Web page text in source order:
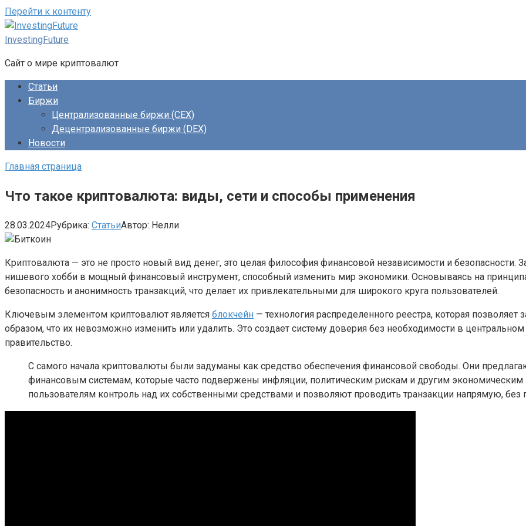
Перейти к контенту
InvestingFuture
Сайт о мире криптовалют
Статьи
Биржи
Централизованные биржи (CEX)
Децентрализованные биржи (DEX)
Новости
Главная страница
Что такое криптовалюта: виды, сети и способы применения
28.03.2024Рубрика: СтатьиАвтор: Нелли
Криптовалюта — это не просто новый вид денег, это целая философия финансовой независимости и безопасности.
нишевого хобби в мощный финансовый инструмент, способный изменить мир экономики. Основываясь на
безопасность и анонимность транзакций, что делает их привлекательными для широкого круга пользователей.
Ключевым элементом криптовалют является блокчейн — технология распределенного реестра, которая
образом, что их невозможно изменить или удалить. Это создает систему доверия без необходимости в
правительство.
С самого начала криптовалюты были задуманы как средство обеспечения финансовой свободы. Они
финансовым системам, которые часто подвержены инфляции, политическим рискам и другим
пользователям контроль над их собственными средствами и позволяют проводить транзакции напрямую, без